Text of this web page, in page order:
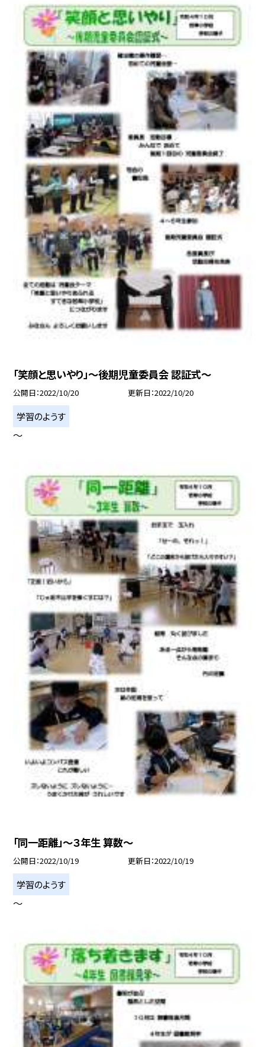
「笑顔と思いやり」〜後期児童委員会 認証式〜
公開日 2022/10/20 更新日 2022/10/20
学習のようす
〜
「同一距離」〜３年生 算数〜
公開日 2022/10/19 更新日 2022/10/19
学習のようす
〜